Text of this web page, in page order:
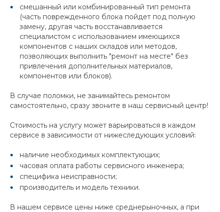
смешанный или комбинированный тип ремонта
(часть поврежденного блока пойдет под полную
замену, другая часть восстанавливается
специалистом с использованием имеющихся
компонентов с наших складов или методов,
позволяющих выполнить "ремонт на месте" без
привлечения дополнительных материалов,
компонентов или блоков).
В случае поломки, не занимайтесь ремонтом
самостоятельно, сразу звоните в наш сервисный центр!
Стоимость на услугу может варьироваться в каждом
сервисе в зависимости от нижеследующих условий:
наличие необходимых комплектующих;
часовая оплата работы сервисного инженера;
специфика неисправности;
производитель и модель техники.
В нашем сервисе цены ниже среднерыночных, а при